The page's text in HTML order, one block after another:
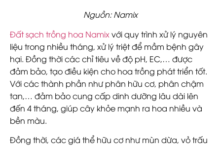
Nguồn: Namix
Đất sạch trồng hoa Namixvới quy trình xử lý nguyên
liệu trong nhiều tháng, xử lý triệt để mầm bệnh gây
hại. Đồng thời các chỉ tiêu về độ pH, EC,… được
đảm bảo, tạo điều kiện cho hoa trồng phát triển tốt.
Với các thành phần như phân hữu cơ, phân chậm
tan,… đảm bảo cung cấp dinh dưỡng lâu dài lên
đến 4 tháng, giúp cây khỏe mạnh ra hoa nhiều và
bền màu.
Đồng thời, các giá thể hữu cơ như mùn dừa, vỏ trấu